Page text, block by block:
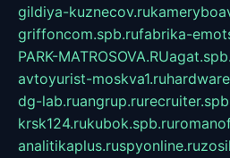
gildiya-kuznecov.ru
griffoncom.spb.rufabrika-
PARK-MATROSOVA.RU
avtoyurist-moskva1.ru
dg-lab.ruangrup.ru
krsk124.rukubok.spb.ru
analitikaplus.ruspyonline.ru